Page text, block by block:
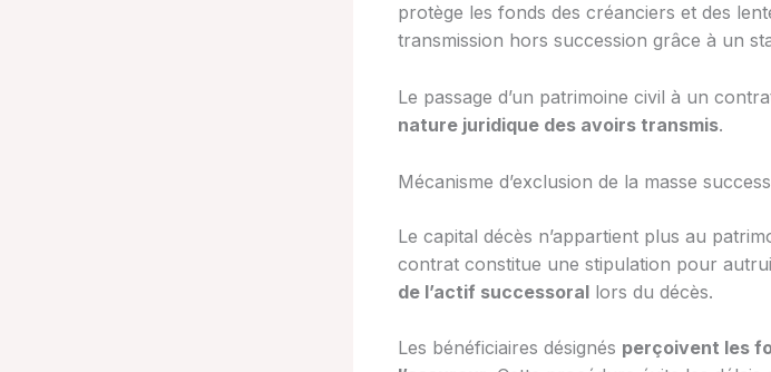
protège les fonds des créanciers et des
transmission hors succession grâce à un
Le passage d’un patrimoine civil à un
nature juridique des avoirs transmis.
Mécanisme d’exclusion de la masse
Le capital décès n’appartient plus au
contrat constitue une stipulation pour
de l’actif successoral lors du décès.
Les bénéficiaires désignés perçoivent les